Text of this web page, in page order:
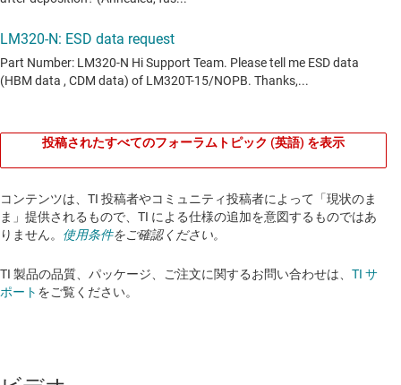
投稿されたすべてのフォーラムトピック (英語) を表示
コンテンツは、TI 投稿者やコミュニティ投稿者によって「現状のま
ま」提供されるもので、TI による仕様の追加を意図するものではあ
りません。 使用条件をご確認ください。
TI 製品の品質、パッケージ、ご注文に関するお問い合わせは、 TI サ
ポート をご覧ください。​​​​​​​​​​​​​​